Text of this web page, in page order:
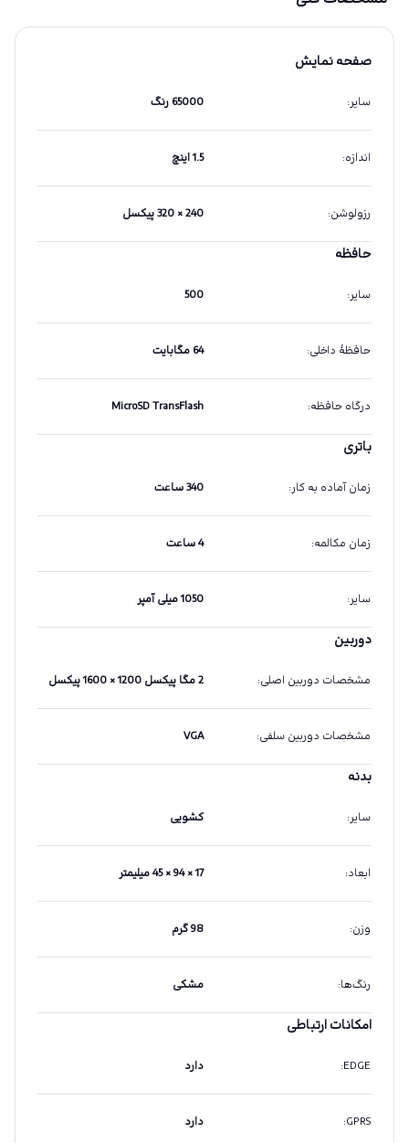
صفحه نمایش
سایر: 65000 رنگ
اندازه: 1.5 اینچ
رزولوشن: 240 × 320 پیکسل
حافظه
سایر:
500
حافظهٔ داخلی: 64 مگابایت
درگاه حافظه:
MicroSD TransFlash
باتری
زمان آماده به کار: 340 ساعت
زمان مکالمه: 4 ساعت
سایر: 1050 میلی آمپر
دوربین
مشخصات دوربین اصلی: 2 مگا پیکسل 1200 × 1600 پیکسل
مشخصات دوربین سلفی:
VGA
بدنه
سایر: کشویی
ابعاد: 17 × 94 × 45 میلیمتر
وزن: 98 گرم
رنگ‌ها: مشکی
امکانات ارتباطی
EDGE
: دارد
GPRS
: دارد